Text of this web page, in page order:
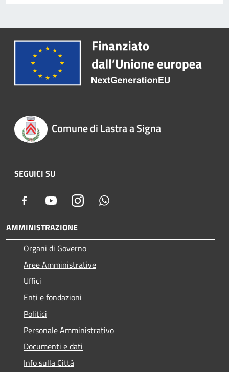
Comune di Lastra a Signa
SEGUICI SU
Facebook YoutubeInstagram
AMMINISTRAZIONE
Organi di Governo
Aree Amministrative
Uffici
Enti e fondazioni
Politici
Personale Amministrativo
Documenti e dati
Info sulla Città